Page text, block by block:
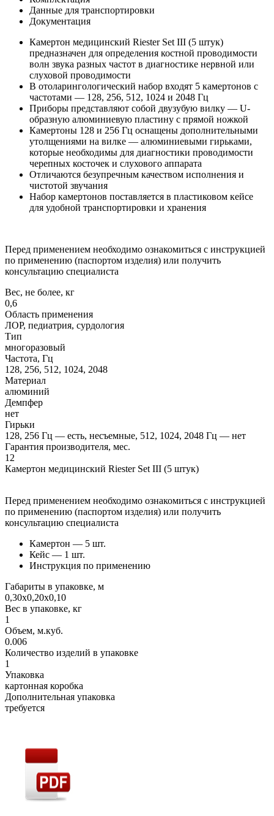
Данные для транспортировки
Документация
Камертон медицинский Riester Set III (5 штук)
предназначен для определения костной проводимости
волн звука разных частот в диагностике нервной или
слуховой проводимости
В отоларингологический набор входят 5 камертонов с
частотами — 128, 256, 512, 1024 и 2048 Гц
Приборы представляют собой двузубую вилку — U-
образную алюминиевую пластину с прямой ножкой
Камертоны 128 и 256 Гц оснащены дополнительными
утолщениями на вилке — алюминиевыми гирьками,
которые необходимы для диагностики проводимости
черепных косточек и слухового аппарата
Отличаются безупречным качеством исполнения и
чистотой звучания
Набор камертонов поставляется в пластиковом кейсе
для удобной транспортировки и хранения
Перед применением необходимо ознакомиться с инструкцией
по применению (паспортом изделия) или получить
консультацию специалиста
Вес, не более, кг
0,6
Область применения
ЛОР, педиатрия, сурдология
Тип
многоразовый
Частота, Гц
128, 256, 512, 1024, 2048
Материал
алюминий
Демпфер
нет
Гирьки
128, 256 Гц — есть, несъемные, 512, 1024, 2048 Гц — нет
Гарантия производителя, мес.
12
Камертон медицинский Riester Set III (5 штук)
Перед применением необходимо ознакомиться с инструкцией
по применению (паспортом изделия) или получить
консультацию специалиста
Камертон — 5 шт.
Кейс — 1 шт.
Инструкция по применению
Габариты в упаковке, м
0,30х0,20х0,10
Вес в упаковке, кг
1
Объем, м.куб.
0.006
Количество изделий в упаковке
1
Упаковка
картонная коробка
Дополнительная упаковка
требуется